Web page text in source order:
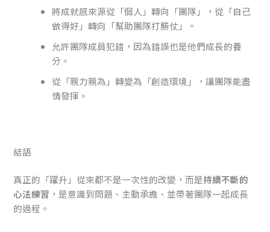
將成就感來源從「個人」轉向「團隊」，從「自己
做得好」轉向「幫助團隊打勝仗」。
允許團隊成員犯錯，因為錯誤也是他們成長的養
分。
從「親力親為」轉變為「創造環境」，讓團隊能盡
情發揮。
結語
真正的「躍升」從來都不是一次性的改變，而是持續不斷的
心法練習 ，是意識到問題、主動承擔、並帶著團隊一起成長
的過程。